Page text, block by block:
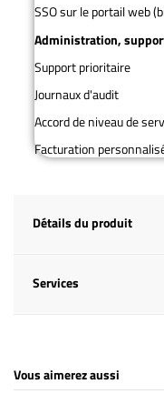
SSO sur le portail web
Administration,
Support prioritaire
Journaux d'audit
Accord de niveau de
Facturation
Détails du produit
Services
Vous aimerez aussi